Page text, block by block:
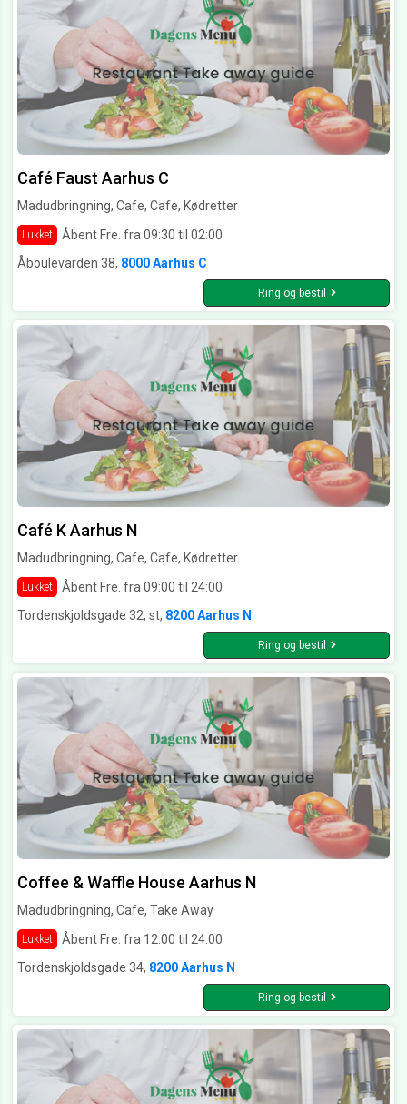
Café Faust Aarhus C
Madudbringning, Cafe, Cafe, Kødretter
Lukket
Åbent Fre. fra 09:30 til 02:00
Åboulevarden 38, 8000 Aarhus C
Ring og bestil
Café K Aarhus N
Madudbringning, Cafe, Cafe, Kødretter
Lukket
Åbent Fre. fra 09:00 til 24:00
Tordenskjoldsgade 32, st, 8200 Aarhus N
Ring og bestil
Coffee & Waffle House Aarhus N
Madudbringning, Cafe, Take Away
Lukket
Åbent Fre. fra 12:00 til 24:00
Tordenskjoldsgade 34, 8200 Aarhus N
Ring og bestil